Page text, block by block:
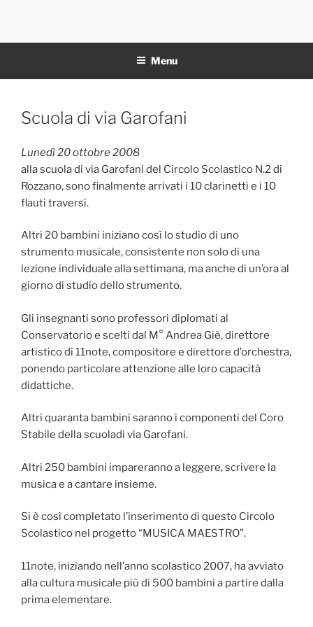
contenuto
Menu
Pubblicato
Scuola di via Garofani
Lunedì 20 ottobre 2008
alla scuola di via Garofani del Circolo Scolastico N.2 di
Rozzano, sono finalmente arrivati i 10 clarinetti e i 10
flauti traversi.
Altri 20 bambini iniziano così lo studio di uno
strumento musicale, consistente non solo di una
lezione individuale alla settimana, ma anche di un’ora al
giorno di studio dello strumento.
Gli insegnanti sono professori diplomati al
Conservatorio e scelti dal M° Andrea Giè, direttore
artistico di 11note, compositore e direttore d’orchestra,
ponendo particolare attenzione alle loro capacità
didattiche.
Altri quaranta bambini saranno i componenti del Coro
Stabile della scuoladi via Garofani.
Altri 250 bambini impareranno a leggere, scrivere la
musica e a cantare insieme.
Si è così completato l’inserimento di questo Circolo
Scolastico nel progetto “MUSICA MAESTRO”.
11note, iniziando nell’anno scolastico 2007, ha avviato
alla cultura musicale più di 500 bambini a partire dalla
prima elementare.